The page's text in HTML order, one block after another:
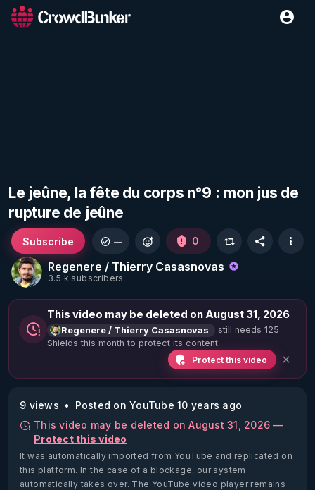
Le jeûne, la fête du corps n°9 : mon jus de
rupture de jeûne
Regenere / Thierry Casasnovas
3.5 k subscribers
Subscribe — 0
This video may be deleted on August 31, 2026
Regenere / Thierry Casasnovas
still needs 125
Shields this month to protect its content
Protect this video
9 views
Posted on YouTube 10 years ago
This video may be deleted on August 31, 2026 —
Protect this video
It was automatically imported from YouTube and replicated on
this platform. In the case of a blockage, our system
automatically takes over. The YouTube video player remains